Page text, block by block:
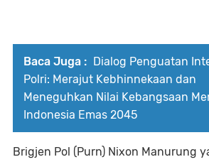
Baca Juga :
Dialog Penguatan
Polri: Merajut Kebhinnekaan dan
Meneguhkan Nilai Kebangsaan
Indonesia Emas 2045
Brigjen Pol (Purn) Nixon Manurung